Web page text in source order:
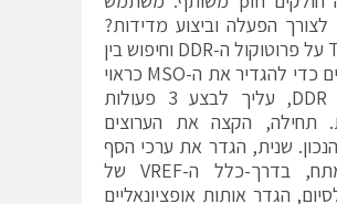
ב-MSO לצורך הפעלה וביצוע מדידות?
Trigger על פרוטוקול ה-DDR וחיפוש בין
המחזורים כדי להגדיר את ה-MSO כראוי
לפענוח DDR, עליך לבצע 3 פעולות
תחילה, הקצה את הערוצים
שנית, הגדר את ערכי הסף
של המתח, בדרך-כלל ה-VREF של
הגדר אותות אופציונאליים